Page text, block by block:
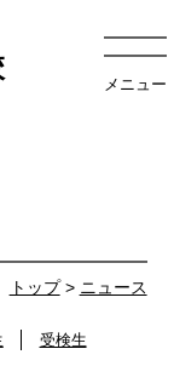
メニュー
トップ> ニュース
受検生